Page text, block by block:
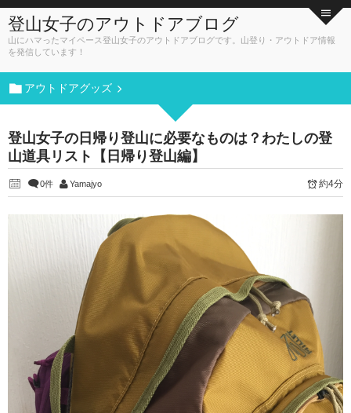
登山女子のアウトドアブログ
山にハマったマイペース登山女子のアウトドアブログです。山登り・アウトドア情報
を発信しています！
アウトドアグッズ
登山女子の日帰り登山に必要なものは？わたしの登
山道具リスト【日帰り登山編】
0件 Yamajyo 約4分